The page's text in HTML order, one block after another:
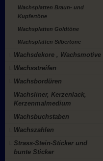
Wachsplatten Braun- und
Kupfertöne
Wachsplatten Goldtöne
Wachsplatten Silbertöne
Wachsdekore , Wachsmotive
Wachsstreifen
Wachsbordüren
Wachsliner, Kerzenlack,
Kerzenmalmedium
Wachsbuchstaben
Wachszahlen
Strass-Stein-Sticker und
bunte Sticker